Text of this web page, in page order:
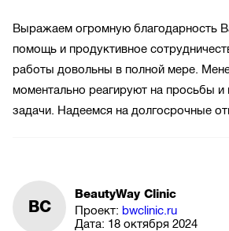
Выражаем огромную благодарность
помощь и продуктивное
работы довольны в полной мере.
моментально реагируют на просьбы и
задачи. Надеемся на долгосрочные
BC
BeautyWay Clinic
Проект: bwclinic.ru
Дата: 18 октября 2024